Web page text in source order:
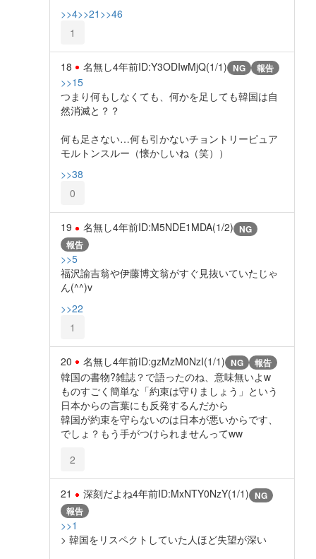
>>4>>21 >>46
1
18 名無し4年前ID:Y3ODIwMjQ(1/1) NG 報告
>>15
つまり何もしなくても、何かを足しても韓国は自
然消滅と？？
何も足さない…何も引かないチョントリーピュア
モルトンスルー（懐かしいね（笑））
>>38
0
19 名無し4年前ID:M5NDE1MDA(1/2) NG
報告
>>5
福沢諭吉翁や伊藤博文翁がすぐ見抜いていたじゃ
ん(^^)v
>>22
1
20 名無し4年前ID:gzMzM0NzI(1/1) NG 報告
韓国の書物?雑誌？で語ったのね、意味無いよw
ものすごく簡単な「約束は守りましょう」という
日本からの言葉にも反発するんだから
韓国が約束を守らないのは日本が悪いからです、
でしょ？もう手がつけられませんってww
2
21 深刻だよね4年前ID:MxNTY0NzY(1/1) NG
報告
>>1
> 韓国をリスペクトしていた人ほど失望が深い